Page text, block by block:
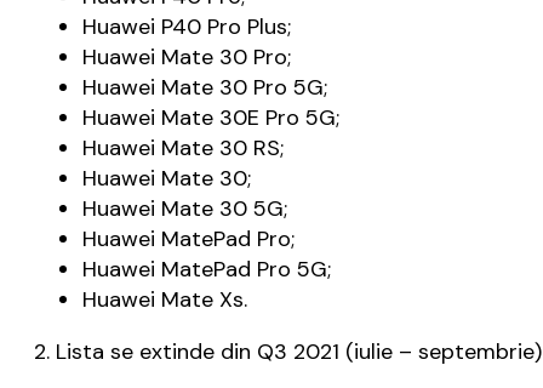
Huawei P40 Pro Plus;
Huawei Mate 30 Pro;
Huawei Mate 30 Pro 5G;
Huawei Mate 30E Pro 5G;
Huawei Mate 30 RS;
Huawei Mate 30;
Huawei Mate 30 5G;
Huawei MatePad Pro;
Huawei MatePad Pro 5G;
Huawei Mate Xs.
2. Lista se extinde din Q3 2021 (iulie –